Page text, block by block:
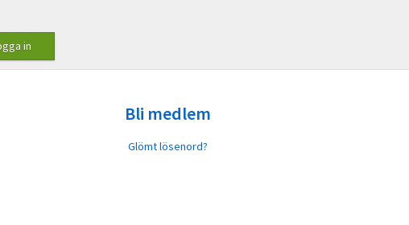
Bli medlem
Glömt lösenord?